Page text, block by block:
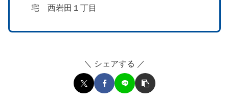
宅 西岩田１丁目
＼ シェアする ／